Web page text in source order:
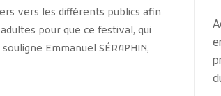
vers les différents publics afin
pour que ce festival, qui
Emmanuel SÉRAPHIN,